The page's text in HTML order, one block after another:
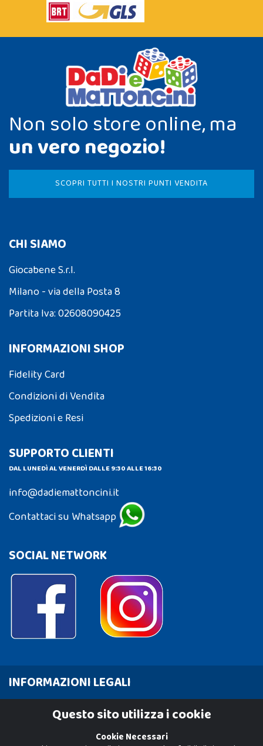
Non solo store online, ma
un vero negozio!
SCOPRI TUTTI I NOSTRI PUNTI VENDITA
CHI SIAMO
Giocabene S.r.l.
Milano - via della Posta 8
Partita Iva: 02608090425
INFORMAZIONI SHOP
Fidelity Card
Condizioni di Vendita
Spedizioni e Resi
SUPPORTO CLIENTI
DAL LUNEDÌ AL VENERDÌ DALLE 9:30 ALLE 16:30
info@dadiemattoncini.it
Contattaci su Whatsapp
SOCIAL NETWORK
INFORMAZIONI LEGALI
Cookie PolicyQuesto sito utilizza i cookie
Cookie Necessari